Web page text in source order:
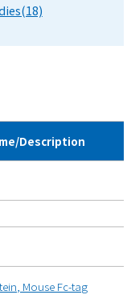
Description
Mouse Fc-tag